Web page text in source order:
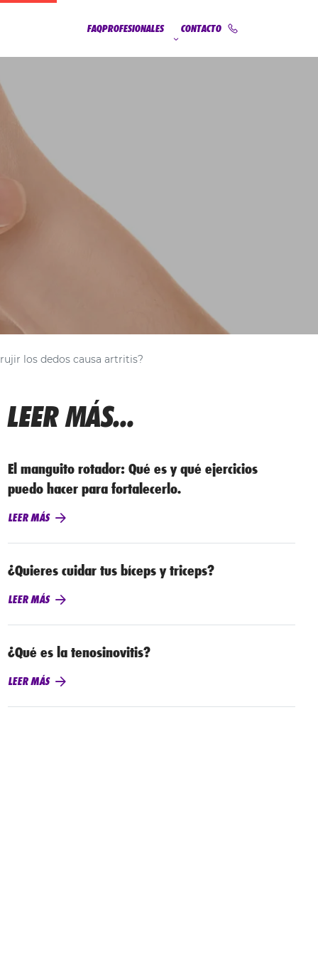
FAQPROFESIONALES CONTACTO
los dedos causa artritis?
LEER MÁS...
El manguito rotador: Qué es y qué ejercicios
puedo hacer para fortalecerlo.
LEER MÁS
¿Quieres cuidar tus bíceps y triceps?
LEER MÁS
¿Qué es la tenosinovitis?
LEER MÁS